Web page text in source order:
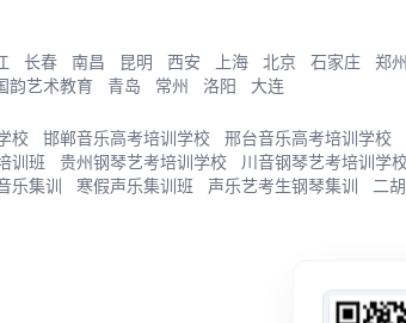
长春 南昌 昆明 西安 上海 北京 石家庄 郑州
韵艺术教育 青岛 常州 洛阳 大连
校 邯郸音乐高考培训学校 邢台音乐高考培训学校
训班 贵州钢琴艺考培训学校 川音钢琴艺考培训学
乐集训 寒假声乐集训班 声乐艺考生钢琴集训 二